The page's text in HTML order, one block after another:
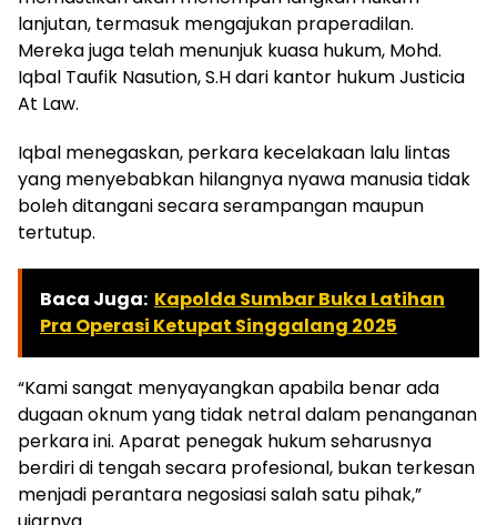
lanjutan, termasuk mengajukan praperadilan.
Mereka juga telah menunjuk kuasa hukum, Mohd.
Iqbal Taufik Nasution, S.H dari kantor hukum Justicia
At Law.
Iqbal menegaskan, perkara kecelakaan lalu lintas
yang menyebabkan hilangnya nyawa manusia tidak
boleh ditangani secara serampangan maupun
tertutup.
Baca Juga: Kapolda Sumbar Buka Latihan
Pra Operasi Ketupat Singgalang 2025
“Kami sangat menyayangkan apabila benar ada
dugaan oknum yang tidak netral dalam penanganan
perkara ini. Aparat penegak hukum seharusnya
berdiri di tengah secara profesional, bukan terkesan
menjadi perantara negosiasi salah satu pihak,”